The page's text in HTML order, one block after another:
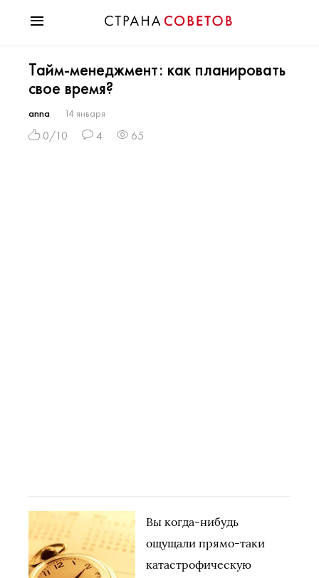
Мода
Звезды
Гороскопы
Здоровье
Тайм-менеджмент: как планировать
свое время?
anna 14 января
0/10 4 65
Вы когда-нибудь
ощущали прямо-таки
катастрофическую